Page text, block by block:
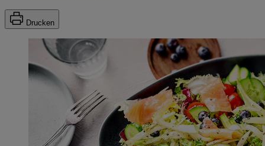
Drucken